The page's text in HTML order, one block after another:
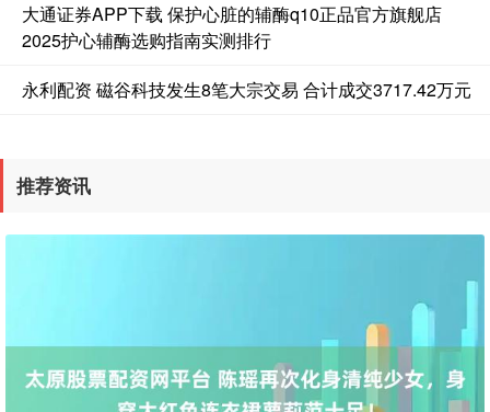
大通证券APP下载 保护心脏的辅酶q10正品官方旗舰店
2025护心辅酶选购指南实测排行
永利配资 磁谷科技发生8笔大宗交易 合计成交3717.42万元
推荐资讯